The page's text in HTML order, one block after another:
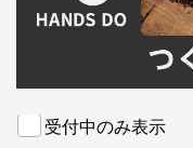
受付中のみ表示